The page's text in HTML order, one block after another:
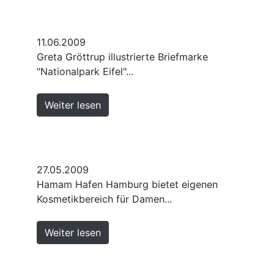
11.06.2009
Greta Gröttrup illustrierte Briefmarke
"Nationalpark Eifel"...
Weiter lesen
27.05.2009
Hamam Hafen Hamburg bietet eigenen
Kosmetikbereich für Damen...
Weiter lesen